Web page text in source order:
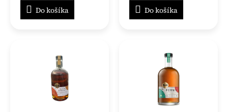
Do košíka Do košíka